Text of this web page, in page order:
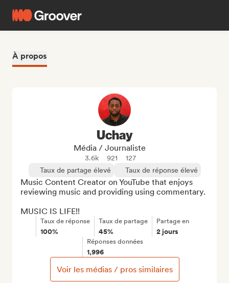
À propos
Uchay
Média / Journaliste
3.6k 921
127
Taux de partage élevé
Taux de réponse élevé
Music Content Creator on YouTube that enjoys
reviewing music and providing using commentary.
MUSIC IS LIFE!!
Taux de réponse
100%
Taux de partage
45%
Partage en
2 jours
Réponses données
1,996
Voir les médias / pros similaires